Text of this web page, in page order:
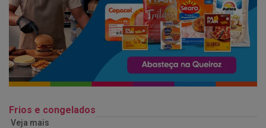
Frios e congelados
Veja mais